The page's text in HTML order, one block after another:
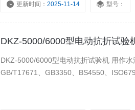
更新时间：2025-11-14 型号：
DKZ-5000/6000型电动抗折试验
DKZ-5000/6000型电动抗折试验机 用作水泥
GB/T17671、GB3350、BS4550、ISO679